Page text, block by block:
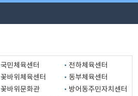
국민체육센터
전하체육센터
꽃바위체육센터
동부체육센터
꽃바위문화관
방어동주민자치센터